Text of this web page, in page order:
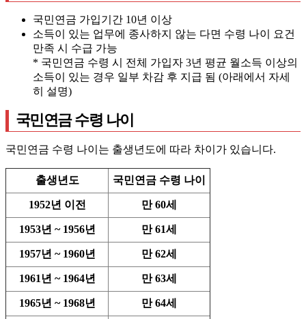
국민연금 가입기간 10년 이상
소득이 있는 업무에 종사하지 않는 다면 수령 나이 요건
만족 시 수급 가능
* 국민연금 수령 시 전체 가입자 3년 평균 월소득 이상의
소득이 있는 경우 일부 차감 후 지급 됨 (아래에서 자세
히 설명)
국민연금 수령 나이
국민연금 수령 나이는 출생년도에 따라 차이가 있습니다.
출생년도 국민연금 수령 나이
1952년 이전 만 60세
1953년 ~ 1956년 만 61세
1957년 ~ 1960년 만 62세
1961년 ~ 1964년 만 63세
1965년 ~ 1968년 만 64세